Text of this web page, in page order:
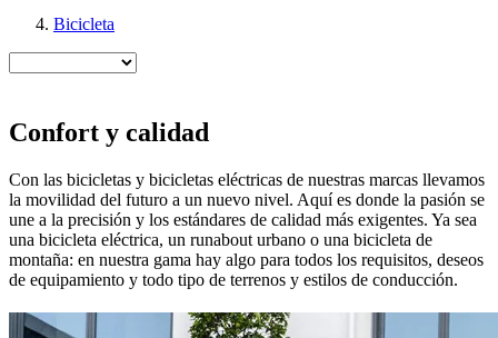
Bicicleta
Confort y calidad
Con las bicicletas y bicicletas eléctricas de nuestras marcas llevamos
la movilidad del futuro a un nuevo nivel. Aquí es donde la pasión se
une a la precisión y los estándares de calidad más exigentes. Ya sea
una bicicleta eléctrica, un runabout urbano o una bicicleta de
montaña: en nuestra gama hay algo para todos los requisitos, deseos
de equipamiento y todo tipo de terrenos y estilos de conducción.